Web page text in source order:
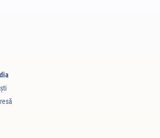
domnului Mircea Abrudean,
președintele Camerei
E.S. doamna Droupadi Murmu,
India